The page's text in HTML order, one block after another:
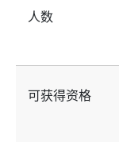
人数
可获得资格